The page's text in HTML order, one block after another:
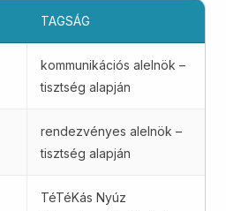
TAGSÁG
kommunikációs alelnök –
tisztség alapján
rendezvényes alelnök –
tisztség alapján
TéTéKás Nyúz